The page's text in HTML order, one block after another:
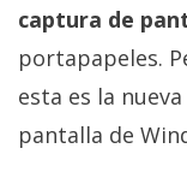
Legal
El medio de
comunicación
digital donde
captura de
portapapeles.
esta es la
pantalla de